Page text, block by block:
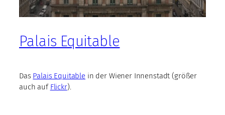
Palais Equitable
Das Palais Equitable in der Wiener Innenstadt (größer
auch auf Flickr).